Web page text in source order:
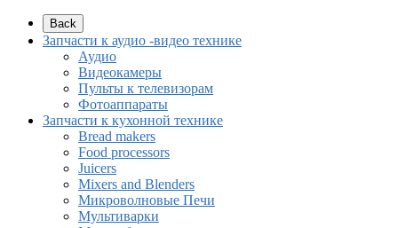
Back
Запчасти к аудио -видео технике
Аудио
Видеокамеры
Пульты к телевизорам
Фотоаппараты
Запчасти к кухонной технике
Bread makers
Food processors
Juicers
Mixers and Blenders
Микроволновые Печи
Мультиварки